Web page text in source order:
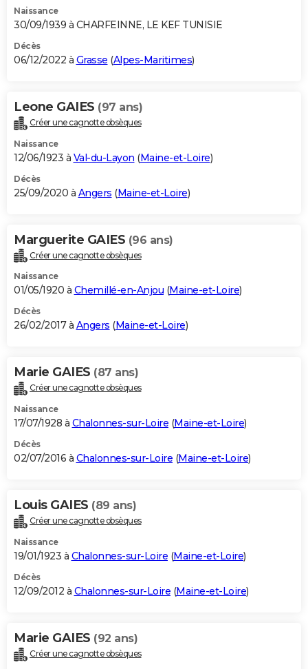
Naissance
30/09/1939 à CHARFEINNE, LE KEF TUNISIE
Décès
06/12/2022 à Grasse (Alpes-Maritimes)
Leone GAIES (97 ans)
Créer une cagnotte obsèques
Naissance
12/06/1923 à Val-du-Layon (Maine-et-Loire)
Décès
25/09/2020 à Angers (Maine-et-Loire)
Marguerite GAIES (96 ans)
Créer une cagnotte obsèques
Naissance
01/05/1920 à Chemillé-en-Anjou (Maine-et-Loire)
Décès
26/02/2017 à Angers (Maine-et-Loire)
Marie GAIES (87 ans)
Créer une cagnotte obsèques
Naissance
17/07/1928 à Chalonnes-sur-Loire (Maine-et-Loire)
Décès
02/07/2016 à Chalonnes-sur-Loire (Maine-et-Loire)
Louis GAIES (89 ans)
Créer une cagnotte obsèques
Naissance
19/01/1923 à Chalonnes-sur-Loire (Maine-et-Loire)
Décès
12/09/2012 à Chalonnes-sur-Loire (Maine-et-Loire)
Marie GAIES (92 ans)
Créer une cagnotte obsèques